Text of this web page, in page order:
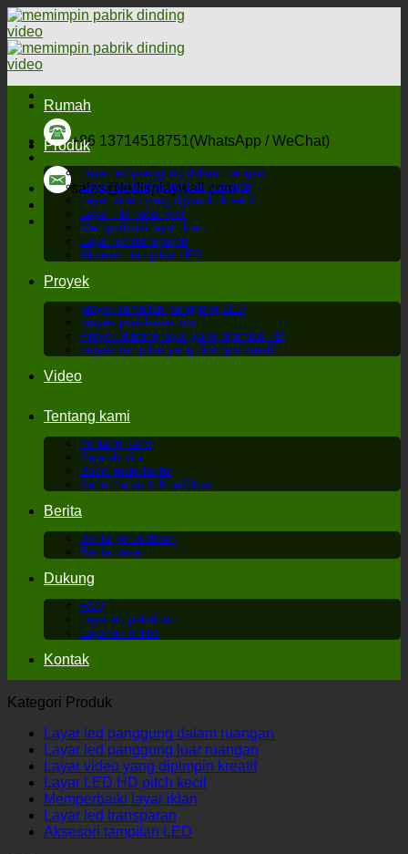
Langsung
ke
konten
+86 13714518751(WhatsApp / WeChat)
sales@ledisplaywall.com
Rumah
Produk
Layar led panggung dalam ruangan
Layar led panggung luar ruangan
Layar video yang dipimpin kreatif
Layar HD nada kecil
Memperbaiki layar iklan
Layar led transparan
Aksesori tampilan LED
Proyek
proyek tampilan panggung LED
proyek periklanan luar
Proyek dinding layar yang dipimpin HD
proyek tampilan yang dipimpin kreatif
Video
Tentang kami
Tentang kami
Sejarah kita
Basis manufaktur
Kehormatan & Kualifikasi
Berita
Berita perusahaan
Berita pasar
Dukung
FAQ
Layanan pelatihan
Layanan online
Kontak
Kategori Produk
Layar led panggung dalam ruangan
Layar led panggung luar ruangan
Layar video yang dipimpin kreatif
Layar LED HD pitch kecil
Memperbaiki layar iklan
Layar led transparan
Aksesori tampilan LED